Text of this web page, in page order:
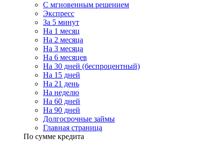
С мгновенным решением
Экспресс
За 5 минут
На 1 месяц
На 2 месяца
На 3 месяца
На 6 месяцев
На 30 дней (беспроцентный)
На 15 дней
На 21 день
На неделю
На 60 дней
На 90 дней
Долгосрочные займы
Главная страница
По сумме кредита